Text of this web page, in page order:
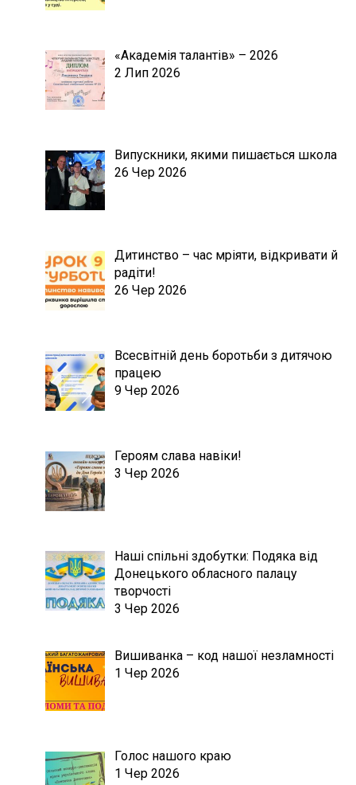
«Академія талантів» – 2026
2 Лип 2026
Випускники, якими пишається школа
26 Чер 2026
Дитинство – час мріяти, відкривати й
радіти!
26 Чер 2026
Всесвітній день боротьби з дитячою
працею
9 Чер 2026
Героям слава навіки!
3 Чер 2026
Наші спільні здобутки: Подяка від
Донецького обласного палацу
творчості
3 Чер 2026
Вишиванка – код нашої незламності
1 Чер 2026
Голос нашого краю
1 Чер 2026